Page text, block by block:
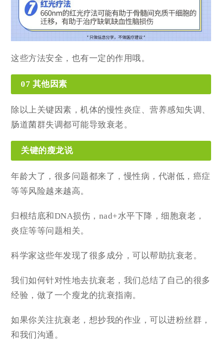
这些方法安全，也有一定的作用哦。
07 其他因素
除以上关键因素，机体的慢性炎症、营养感知失调、
肠道菌群失调都可能导致衰老。
关键的瘦龙说
年龄大了，很多问题都来了，慢性病，代谢低，癌症
等等风险越来越高。
归根结底和DNA损伤，nad+水平下降，细胞衰老，
炎症等等问题相关。
科学家这些年发现了很多成分，可以帮助抗衰老。
我们如何针对性地去抗衰老，我们总结了自己的很多
经验，做了一个瘦龙的抗衰指南。
如果你关注抗衰老，想抄我的作业，可以进粉丝群，
和我们沟通。